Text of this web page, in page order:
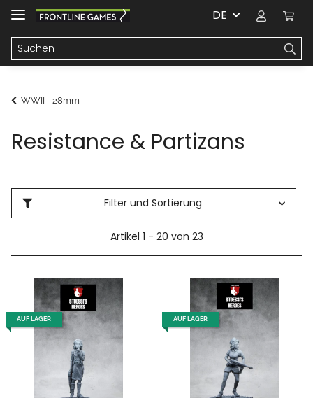
DE
WWII - 28mm
Resistance & Partizans
Filter und Sortierung
Artikel 1 - 20 von 23
AUF LAGER AUF LAGER